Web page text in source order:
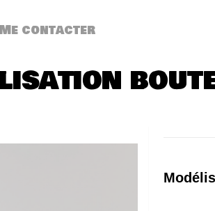
Me contacter